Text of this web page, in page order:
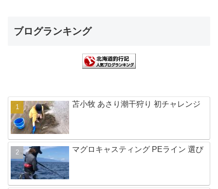
ブログランキング
苫小牧 あさり潮干狩り 初チャレンジ
マグロキャスティング PEライン 選び